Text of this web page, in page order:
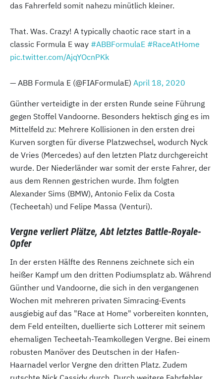
das Fahrerfeld somit nahezu minütlich kleiner.
That. Was. Crazy! A typically chaotic race start in a
classic Formula E way #ABBFormulaE #RaceAtHome
pic.twitter.com/AjqYOcnPKk
— ABB Formula E (@FIAFormulaE) April 18, 2020
Günther verteidigte in der ersten Runde seine Führung
gegen Stoffel Vandoorne. Besonders hektisch ging es im
Mittelfeld zu: Mehrere Kollisionen in den ersten drei
Kurven sorgten für diverse Platzwechsel, wodurch Nyck
de Vries (Mercedes) auf den letzten Platz durchgereicht
wurde. Der Niederländer war somit der erste Fahrer, der
aus dem Rennen gestrichen wurde. Ihm folgten
Alexander Sims (BMW), Antonio Felix da Costa
(Techeetah) und Felipe Massa (Venturi).
Vergne verliert Plätze, Abt letztes Battle-Royale-
Opfer
In der ersten Hälfte des Rennens zeichnete sich ein
heißer Kampf um den dritten Podiumsplatz ab. Während
Günther und Vandoorne, die sich in den vergangenen
Wochen mit mehreren privaten Simracing-Events
ausgiebig auf das "Race at Home" vorbereiten konnten,
dem Feld enteilten, duellierte sich Lotterer mit seinem
ehemaligen Techeetah-Teamkollegen Vergne. Bei einem
robusten Manöver des Deutschen in der Hafen-
Haarnadel verlor Vergne den dritten Platz. Zudem